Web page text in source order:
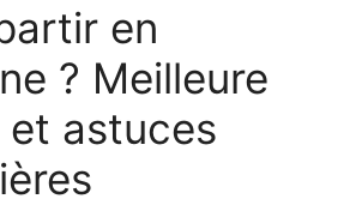
en
? Meilleure
astuces